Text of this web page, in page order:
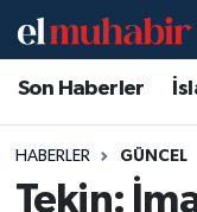
Son Haberler
HABERLER GÜNCEL
Tekin:
Hava Durumu
Trafik Durumu